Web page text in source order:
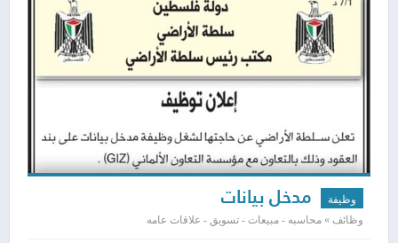
وظيفة مدخل بيانات
وظائف » محاسبه - مبيعات - تسويق - علاقات عامه